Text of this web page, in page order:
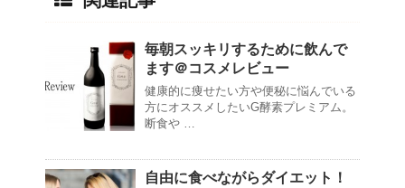
毎朝スッキリするために飲んで
ます＠コスメレビュー
健康的に痩せたい方や便秘に悩んでいる
方にオススメしたいG酵素プレミアム。
断食や …
自由に食べながらダイエット！